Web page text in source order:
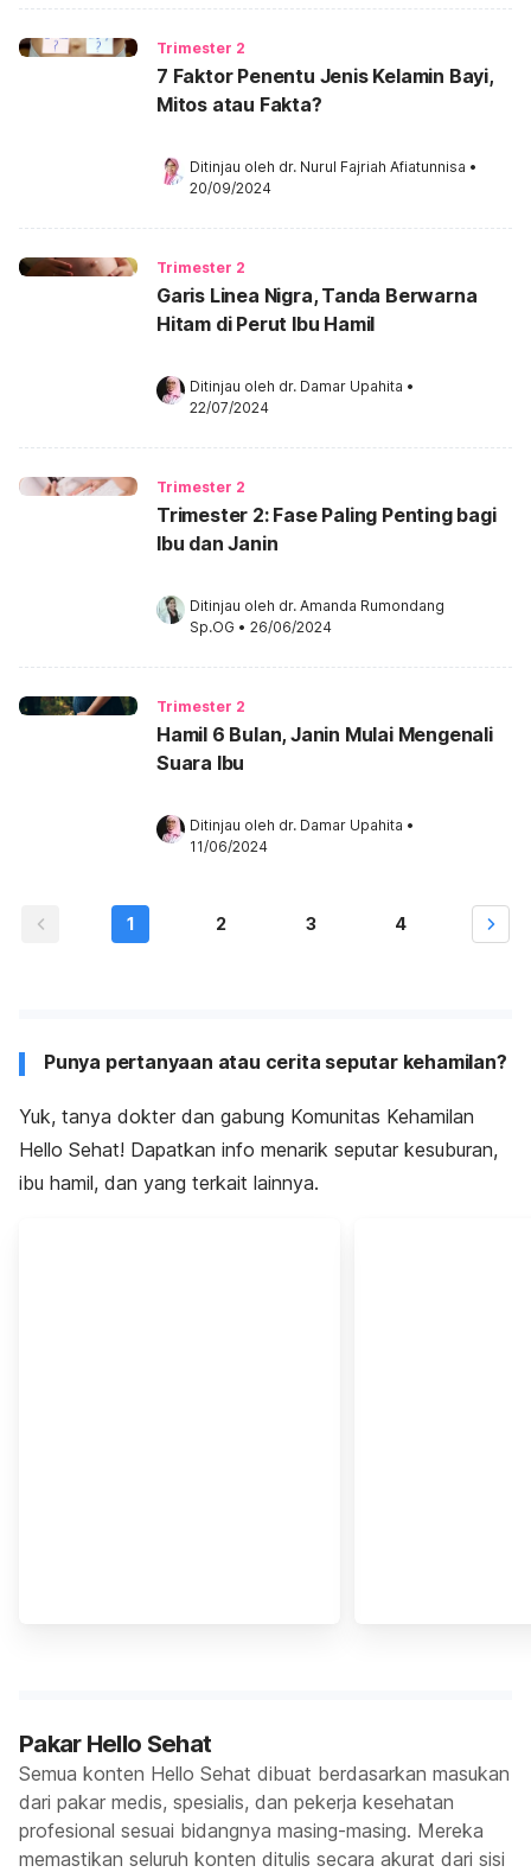
Trimester 2
7 Faktor Penentu Jenis Kelamin Bayi,
Mitos atau Fakta?
Ditinjau oleh dr. Nurul Fajriah Afiatunnisa •
20/09/2024
Trimester 2
Garis Linea Nigra, Tanda Berwarna
Hitam di Perut Ibu Hamil
Ditinjau oleh dr. Damar Upahita •
22/07/2024
Trimester 2
Trimester 2: Fase Paling Penting bagi
Ibu dan Janin
Ditinjau oleh dr. Amanda Rumondang
Sp.OG • 26/06/2024
Trimester 2
Hamil 6 Bulan, Janin Mulai Mengenali
Suara Ibu
Ditinjau oleh dr. Damar Upahita •
11/06/2024
1 2 3 4
Punya pertanyaan atau cerita seputar kehamilan?
Yuk, tanya dokter dan gabung Komunitas Kehamilan
Hello Sehat! Dapatkan info menarik seputar kesuburan,
ibu hamil, dan yang terkait lainnya.
Pakar Hello Sehat
Semua konten Hello Sehat dibuat berdasarkan masukan
dari pakar medis, spesialis, dan pekerja kesehatan
profesional sesuai bidangnya masing-masing. Mereka
memastikan seluruh konten ditulis secara akurat dari sisi